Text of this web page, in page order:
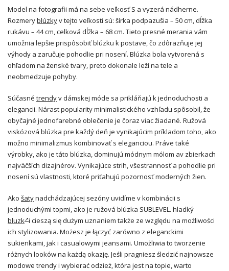
Model na fotografii má na sebe veľkosť S a vyzerá nádherne.
Rozmeryblúzkyv tejto veľkosti sú: šírka podpazušia – 50 cm, dĺžka
rukávu – 44 cm, celková dĺžka – 68 cm. Tieto presné merania vám
umožnia lepšie prispôsobiť blúzku k postave, čo zdôrazňuje jej
výhody a zaručuje pohodlie pri nosení. Blúzka bola vytvorená s
ohľadom na ženské tvary, preto dokonale leží na tele a
neobmedzuje pohyby.
Súčasné trendyv dámskej móde sa prikláňajú k jednoduchosti a
elegancii. Nárast popularity minimalistického vzhľadu spôsobil, že
obyčajné jednofarebné oblečenie je čoraz viac žiadané. Ružová
viskózová blúzka pre každý deň je vynikajúcim príkladom toho, ako
možno minimalizmus kombinovať s eleganciou. Práve také
výrobky, ako je táto blúzka, dominujú módnym mólom av zbierkach
najväčších dizajnérov. Vynikajúce strih, všestrannosť a pohodlie pri
nosení sú vlastnosti, ktoré priťahujú pozornosť moderných žien.
Ako šatynadchádzajúcej sezóny uvidíme v kombinácii s
jednoduchými topmi, ako je ružová blúzka SUBLEVEL. hladký
bluzk i cieszą się dużym uznaniem także ze względu na możliwości
ich stylizowania. Możesz je łączyć zarówno z eleganckimi
sukienkami, jak i casualowymi jeansami. Umożliwia to tworzenie
różnych looków na każdą okazję. Jeśli pragniesz śledzić najnowsze
modowe trendy i wybierać odzież, która jest na topie, warto